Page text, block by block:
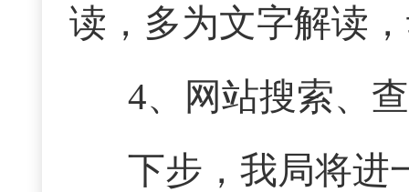
读，多为文字解读
4、网站搜索、
下步，我局将进